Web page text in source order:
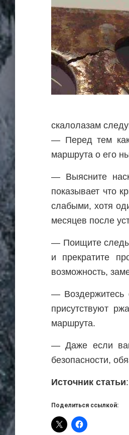
скалолазам
— Перед тем как
маршрута о его
— Выясните
показывает что
слабыми, хотя
месяцев после
— Поищите следы
и прекратите
возможность,
— Воздержитесь
присутствуют
маршрута.
— Даже если
безопасности,
Источник статьи:
Поделиться ссылкой: